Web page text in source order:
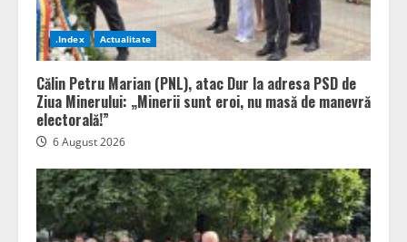
.Index Actualitate
Călin Petru Marian (PNL), atac Dur la adresa PSD de
Ziua Minerului: „Minerii sunt eroi, nu masă de manevră
electorală!”
6 August 2026